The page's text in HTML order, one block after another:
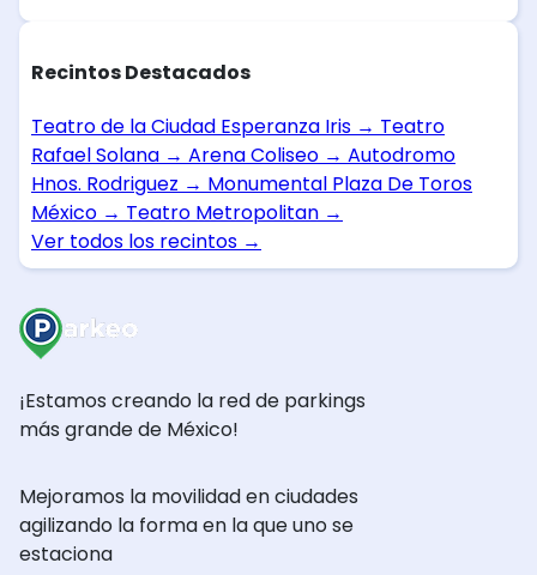
Recintos Destacados
Teatro de la Ciudad Esperanza Iris → Teatro
Rafael Solana → Arena Coliseo → Autodromo
Hnos. Rodriguez → Monumental Plaza De Toros
México → Teatro Metropolitan →
Ver todos los recintos →
¡Estamos creando la red de parkings
más grande de México!
Mejoramos la movilidad en ciudades
agilizando la forma en la que uno se
estaciona